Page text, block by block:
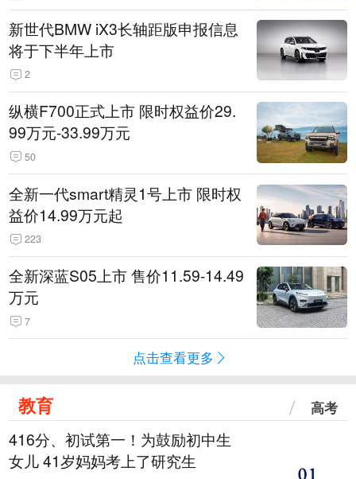
新世代BMW iX3长轴距版申报信息
将于下半年上市
2
纵横F700正式上市 限时权益价29.
99万元-33.99万元
50
全新一代smart精灵1号上市 限时权
益价14.99万元起
223
全新深蓝S05上市 售价11.59-14.49
万元
7
点击查看更多
教育 高考
416分、初试第一！为鼓励初中生
女儿 41岁妈妈考上了研究生